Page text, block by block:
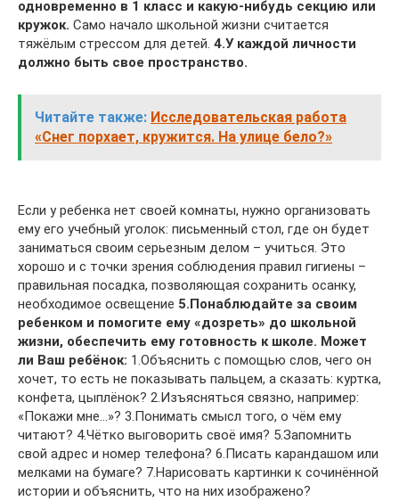
одновременно в 1 класс и какую-нибудь секцию или
кружок. Само начало школьной жизни считается
тяжёлым стрессом для детей. 4.У каждой личности
должно быть свое пространство.
Читайте также: Исследовательская работа
«Снег порхает, кружится. На улице бело?»
Если у ребенка нет своей комнаты, нужно организовать
ему его учебный уголок: письменный стол, где он будет
заниматься своим серьезным делом – учиться. Это
хорошо и с точки зрения соблюдения правил гигиены –
правильная посадка, позволяющая сохранить осанку,
необходимое освещение 5.Понаблюдайте за своим
ребенком и помогите ему «дозреть» до школьной
жизни, обеспечить ему готовность к школе. Может
ли Ваш ребёнок: 1.Объяснить с помощью слов, чего он
хочет, то есть не показывать пальцем, а сказать: куртка,
конфета, цыплёнок? 2.Изъясняться связно, например:
«Покажи мне…»? 3.Понимать смысл того, о чём ему
читают? 4.Чётко выговорить своё имя? 5.Запомнить
свой адрес и номер телефона? 6.Писать карандашом или
мелками на бумаге? 7.Нарисовать картинки к сочинённой
истории и объяснить, что на них изображено?